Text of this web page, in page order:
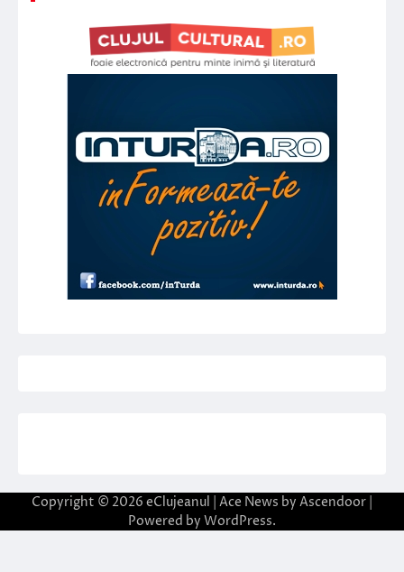
Copyright © 2026 eClujeanul | Ace News by Ascendoor
Powered by WordPress.